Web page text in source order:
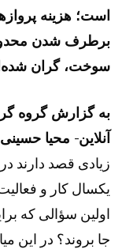
است؛ هزینه
برطرف شدن
سوخت، گران
به گزارش گروه
آنلاین- محیا
زیادی قصد دارند
یکسال کار و
اولین سؤالی که
جا بروند؟ در این